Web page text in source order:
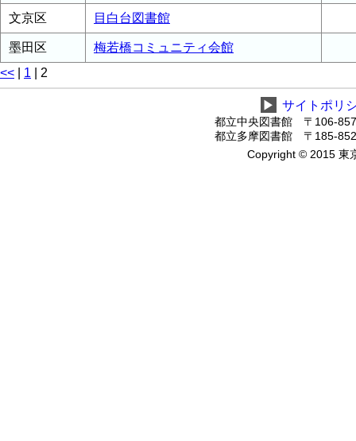
文京区 目白台図書館
墨田区
梅若橋コミュニティ会館
<<
1 2
▶ サイトポリ
都立中央図書館 〒106-
都立多摩図書館 〒185-
Copyright © 2015 東